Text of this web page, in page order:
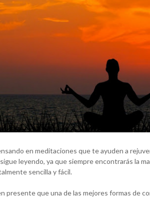
en meditaciones que te ayuden a
leyendo, ya que siempre encontrarás la
sencilla y fácil.
presente que una de las mejores formas de